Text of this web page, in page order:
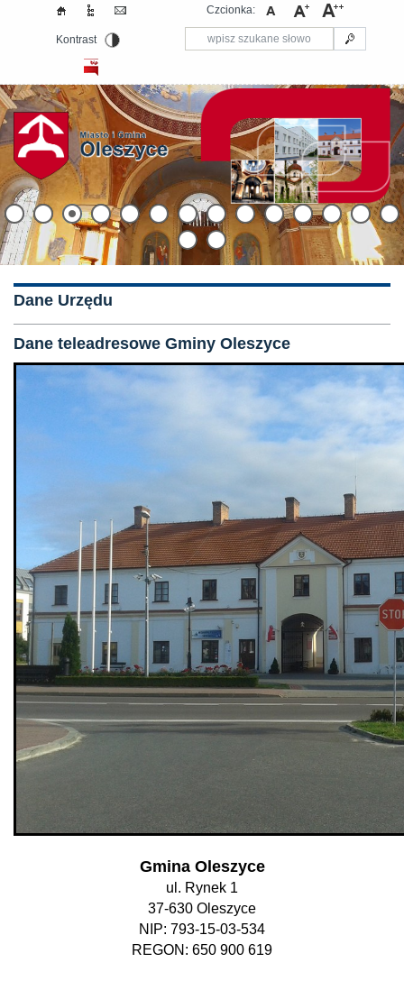
Czcionka:
Kontrast
Dane Urzędu
Dane teleadresowe Gminy Oleszyce
Gmina Oleszyce
ul. Rynek 1
37-630 Oleszyce
NIP: 793-15-03-534
REGON: 650 900 619